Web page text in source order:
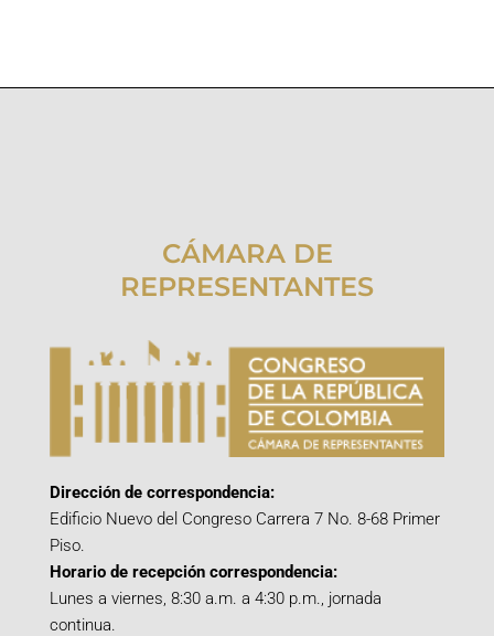
CÁMARA DE
REPRESENTANTES
Dirección de correspondencia:
Edificio Nuevo del Congreso Carrera 7 No. 8-68 Primer
Piso.
Horario de recepción correspondencia:
Lunes a viernes, 8:30 a.m. a 4:30 p.m., jornada
continua.